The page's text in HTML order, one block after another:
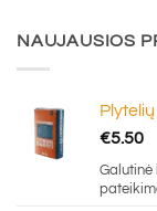
NAUJAUSIOS
€5.50
Galutinė